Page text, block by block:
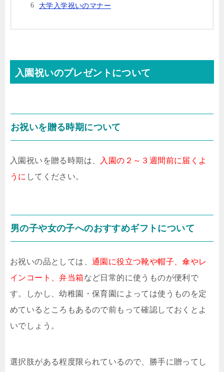
大学入学祝いのマナー
入園祝いのプレゼントについて
お祝いを贈る時期について
入園祝いを贈る時期は、
入園の２～３週間前に届くよ
うに してください。
男の子や女の子へのおすすめギフトについて
お祝いの品としては、 通園に役立つ靴や帽子、傘やレ
インコート、弁当箱など日常的に使うものが便利で
す。しかし、幼稚園・保育園によっては使うものを定
めているところもあるので前もって確認しておくとよ
いでしょう。
選択肢がある程度限られているので、勝手に贈ってし